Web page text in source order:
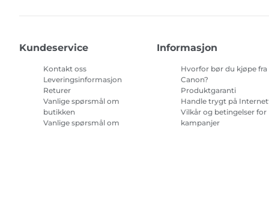
Kundeservice
Kontakt oss
Leveringsinformasjon
Returer
Vanlige spørsmål om
butikken
Vanlige spørsmål om
Informasjon
Hvorfor bør du kjøpe fra
Canon?
Produktgaranti
Handle trygt på
Vilkår og betingelser for
kampanjer